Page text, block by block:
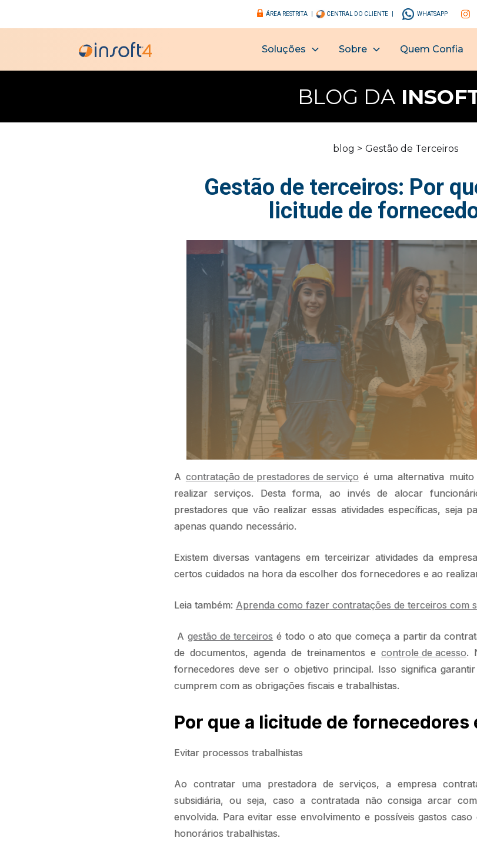
ÁREA RESTRITA | CENTRAL DO CLIENTE | WHATSAPP
Soluções Sobre Quem Confia
BLOG DA
blog > Gestão de Terceiros
Gestão de terceiros: Por
licitude de
A contratação de prestadores de serviçoé uma alternativa muito
realizar serviços. Desta forma, ao invés de alocar
prestadores que vão realizar essas atividades específicas, seja
apenas quando necessário.
Existem diversas vantagens em terceirizar atividades da
certos cuidados na hora da escolher dos fornecedores e ao
Leia também: Aprenda como fazer contratações de terceiros com
Agestão de terceiros é todo o ato que começa a partir da
de documentos, agenda de treinamentos econtrole de acesso.
fornecedores deve ser o objetivo principal. Isso significa
cumprem com as obrigações fiscais e trabalhistas.
Por que a licitude de fornecedores
Evitar processos trabalhistas
Ao contratar uma prestadora de serviços, a empresa
subsidiária, ou seja, caso a contratada não consiga arcar
envolvida. Para evitar esse envolvimento e possíveis gastos
honorários trabalhistas.